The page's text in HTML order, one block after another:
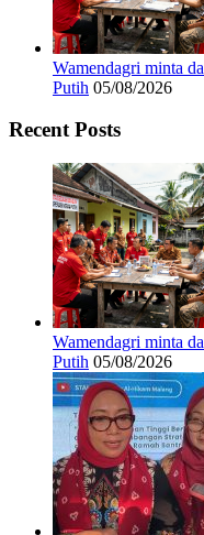
Wamendagri minta
Putih 05/08/2026
Recent Posts
Wamendagri minta
Putih 05/08/2026